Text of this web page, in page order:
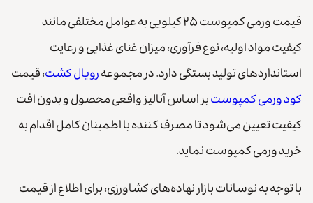
قیمت ورمی کمپوست ۲۵ کیلویی به عوامل مختلفی مانند
کیفیت مواد اولیه، نوع فرآوری، میزان غنای غذایی و رعایت
استانداردهای تولید بستگی دارد. در مجموعهرویال کشت، قیمت
کود ورمی کمپوستبر اساس آنالیز واقعی محصول و بدون افت
کیفیت تعیین می‌شود تا مصرف کننده با اطمینان کامل اقدام به
خرید ورمی کمپوست نماید.
با توجه به نوسانات بازار نهاده‌های کشاورزی، برای اطلاع از قیمت